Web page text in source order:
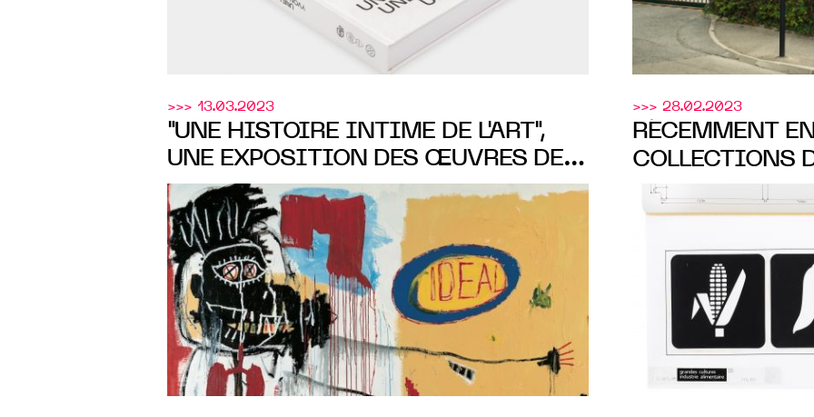
>>> 13.03.2023
"UNE HISTOIRE INTIME DE L'ART",
UNE EXPOSITION DES ŒUVRES DE
LA DONATION D'YVON LAMBERT,
GÉRÉE PAR LE
Cnap
, À LA
COLLECTION LAMBERT AVIGNON DU
25 MARS AU 4 JUIN 2023
>>> 28.02.2023
RÉCEMMENT
COLLECTIONS
ŒUVRES DE
EXPOSÉES À
CONCRET À
14 janvier au 9